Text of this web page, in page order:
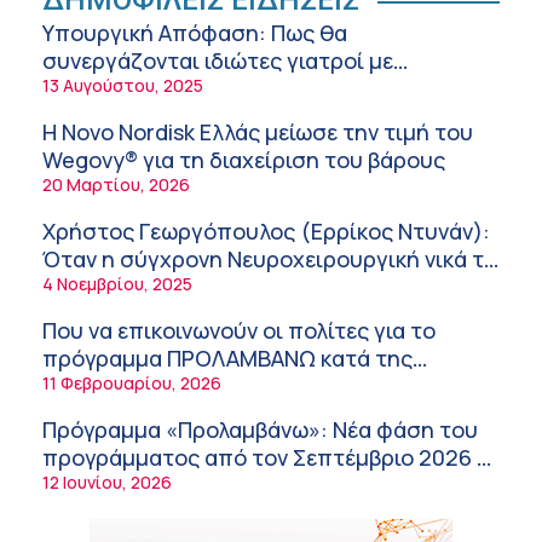
Στρατιωτικών Ιατρών μετά από αίτημα του
ΙΣΑ
9:52 πμ
Ευάγγελος Λιάτσικος – Πανεπιστημιακό
Νοσοκομείο Πατρών
9:03 πμ
Χρήστος Γεωργόπουλος – «ΕΡΡΙΚΟΣ
ΝΤΥΝΑΝ»/ΚΕΝΤΡΟ ΑΝΑΠΛΑΣΗ
8:58 πμ
Tanmaxxing: To trend που στέλνει τη Gen Z
στον ήλιο χωρίς αντηλιακό
8:28 πμ
Θεόδωρος Τέγος (Ευαγγελισμός): Νέο
παράθυρο ελπίδας για τους ογκολογικούς
ασθενείς μέσω κλινικών δοκιμών
7:41 πμ
Ασφάλεια στο νερό: 8 χρήσιμες οδηγίες
από τον Ελληνικό Ερυθρό Σταυρό
Υπουργική Απόφαση: Πως θα
συνεργάζονται ιδιώτες γιατροί με
νοσοκομεία του δημοσίου συστήματος
13 Αυγούστου, 2025
Η Novo Nordisk Ελλάς μείωσε την τιμή του
Wegovy® για τη διαχείριση του βάρους
20 Μαρτίου, 2026
Χρήστος Γεωργόπουλος (Ερρίκος Ντυνάν):
Όταν η σύγχρονη Νευροχειρουργική νικά το
φόβο!
4 Νοεμβρίου, 2025
Που να επικοινωνούν οι πολίτες για το
πρόγραμμα ΠΡΟΛΑΜΒΑΝΩ κατά της
παχυσαρκίας
11 Φεβρουαρίου, 2026
Πρόγραμμα «Προλαμβάνω»: Νέα φάση του
προγράμματος από τον Σεπτέμβριο 2026 –
Δωρεάν προληπτικές εξετάσεις έως το
12 Ιουνίου, 2026